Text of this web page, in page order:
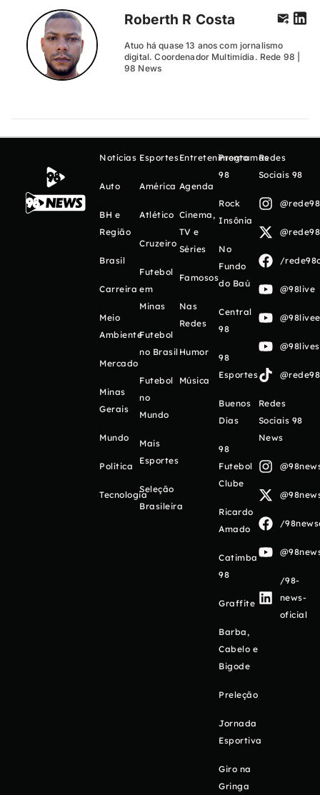
Roberth R Costa
Atuo há quase 13 anos com jornalismo
digital. Coordenador Multimídia. Rede 98 |
98 News
Notícias
Auto
BH e
Região
Brasil
Carreira
Meio
Ambiente
Mercado
Minas
Gerais
Mundo
Política
Tecnologia
Esportes
América
Atlético
Cruzeiro
Futebol
em
Minas
Futebol
no Brasil
Futebol
no
Mundo
Mais
Esportes
Seleção
Brasileira
Entretenimento
Agenda
Cinema,
TV e
Séries
Famosos
Nas
Redes
Humor
Música
Programas
98
Rock
Insônia
No
Fundo
do Baú
Central
98
98
Esportes
Buenos
Días
98
Futebol
Clube
Ricardo
Amado
Catimba
98
Graffite
Barba,
Cabelo e
Bigode
Preleção
Jornada
Esportiva
Giro na
Gringa
Redes
Sociais 98
/
@98live
Redes
Sociais 98
News
/
/98-
news-
oficial